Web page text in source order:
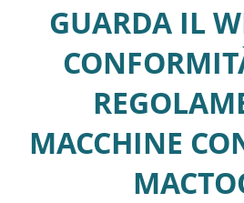
GUARDA IL
MACCHINE